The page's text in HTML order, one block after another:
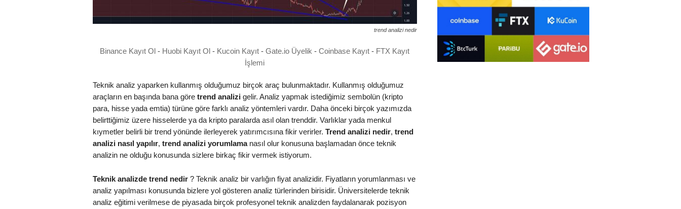
trend analizi nedir
Binance Kayıt Ol - Huobi Kayıt Ol - Kucoin Kayıt - Gate.io Üyelik - Coinbase Kayıt - FTX Kayıt
İşlemi
Teknik analiz yaparken kullanmış olduğumuz birçok araç bulunmaktadır. Kullanmış olduğumuz
araçların en başında bana göre trend analizigelir. Analiz yapmak istediğimiz sembolün (kripto
para, hisse yada emtia) türüne göre farklı analiz yöntemleri vardır. Daha önceki birçok yazımızda
belirttiğimiz üzere hisselerde ya da kripto paralarda asıl olan trenddir. Varlıklar yada menkul
kıymetler belirli bir trend yönünde ilerleyerek yatırımcısına fikir verirler. Trend analizi nedir, trend
analizi nasıl yapılır, trend analizi yorumlamanasıl olur konusuna başlamadan önce teknik
analizin ne olduğu konusunda sizlere birkaç fikir vermek istiyorum.
Teknik analizde trend nedir? Teknik analiz bir varlığın fiyat analizidir. Fiyatların yorumlanması ve
analiz yapılması konusunda bizlere yol gösteren analiz türlerinden birisidir. Üniversitelerde teknik
analiz eğitimi verilmese de piyasada birçok profesyonel teknik analizden faydalanarak pozisyon